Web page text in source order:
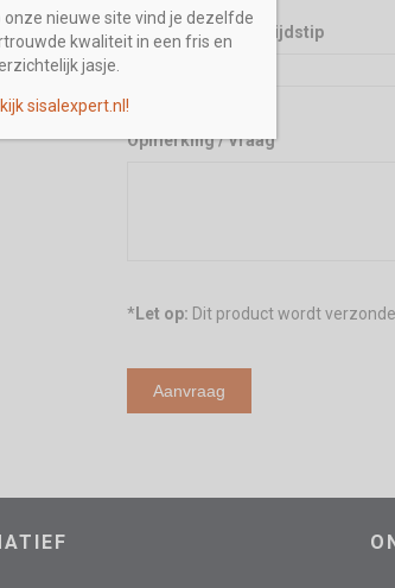
Gewenst terugbel tijdstip
Opmerking / Vraag
* Let op: Dit product wordt
onze nieuwe site vind je dezelfde
kwaliteit in een fris en
jasje.
sisalexpert.nl!